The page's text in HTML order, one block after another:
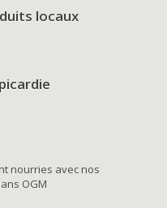
locaux
nourries avec nos
OGM